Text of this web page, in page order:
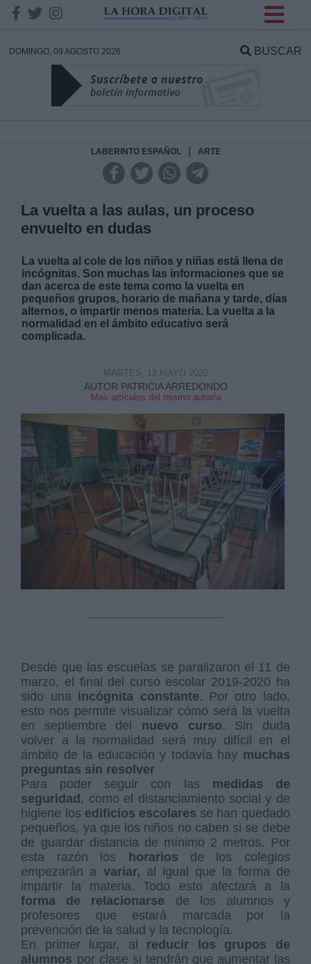
DOMINGO, 09 AGOSTO 2026 BUSCAR
LABERINTO ESPAÑOL ARTE
La vuelta a las aulas, un proceso
envuelto en dudas
La vuelta al cole de los niños y niñas está llena de
incógnitas. Son muchas las informaciones que se
dan acerca de este tema como la vuelta en
pequeños grupos, horario de mañana y tarde, días
alternos, o impartir menos materia. La vuelta a la
normalidad en el ámbito educativo será
complicada.
AUTOR PATRICIA ARREDONDO
Mas artículos del mismo autor/a
MARTES, 12 MAYO 2020
Desde que las escuelas se paralizaron el 11 de
marzo, el final del curso escolar 2019-2020 ha
sido una incógnita constante. Por otro lado,
esto nos permite visualizar cómo será la vuelta
en septiembre del nuevo curso. Sin duda
volver a la normalidad será muy difícil en el
ámbito de la educación y todavía hay muchas
preguntas sin resolver
Para poder seguir con las medidas de
seguridad , como el distanciamiento social y de
higiene los edificios escolares se han quedado
pequeños, ya que los niños no caben si se debe
de guardar distancia de mínimo 2 metros. Por
esta razón los
horarios de los colegios
empezarán a variar, al igual que la forma de
impartir la materia. Todo esto afectará a la
forma de relacionarse de los alumnos y
profesores que estará marcada por la
prevención de la salud y la tecnología.
En primer lugar, al reducir los grupos de
alumnos por clase si tendrán que aumentar las
DATOS
Responsable:
Destinatarios:
link
Información adicional